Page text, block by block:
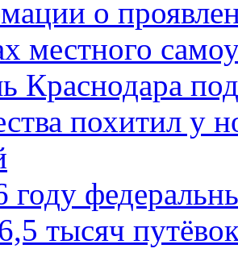
о
местного
Краснодара
похитил у
году
тысяч